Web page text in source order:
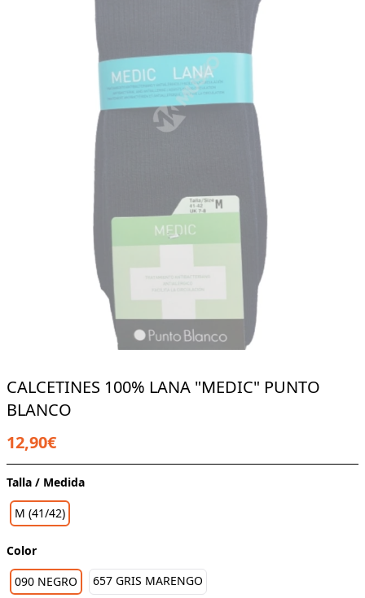
CALCETINES 100% LANA "MEDIC" PUNTO
BLANCO
12,90€
Talla / Medida
M (41/42)
Color
090 NEGRO
657 GRIS MARENGO